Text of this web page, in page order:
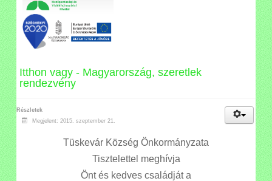
Itthon vagy - Magyarország, szeretlek
rendezvény
Részletek
Megjelent: 2015. szeptember 21.
Tüskevár Község Önkormányzata
Tisztelettel meghívja
Önt és kedves családját a